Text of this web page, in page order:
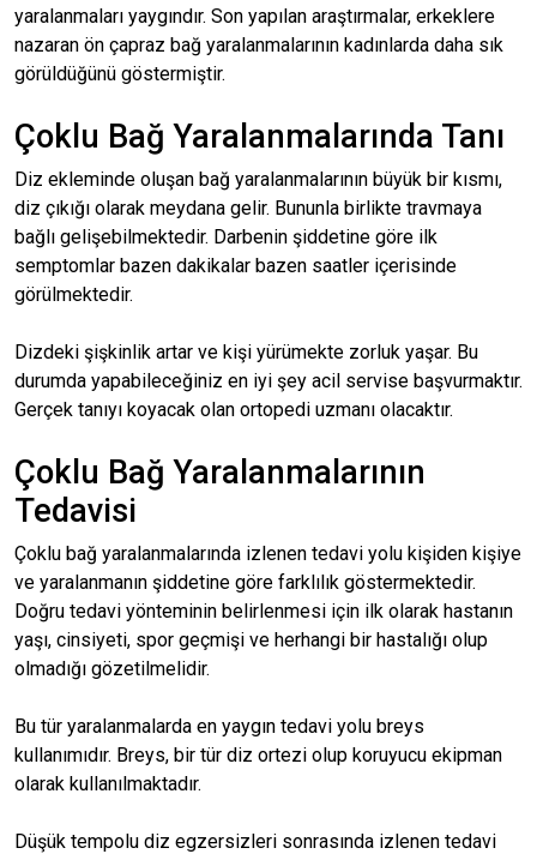
yaralanmaları yaygındır. Son yapılan araştırmalar, erkeklere
nazaran ön çapraz bağ yaralanmalarının kadınlarda daha sık
görüldüğünü göstermiştir.
Çoklu Bağ Yaralanmalarında Tanı
Diz ekleminde oluşan bağ yaralanmalarının büyük bir kısmı,
diz çıkığı olarak meydana gelir. Bununla birlikte travmaya
bağlı gelişebilmektedir. Darbenin şiddetine göre ilk
semptomlar bazen dakikalar bazen saatler içerisinde
görülmektedir.
Dizdeki şişkinlik artar ve kişi yürümekte zorluk yaşar. Bu
durumda yapabileceğiniz en iyi şey acil servise başvurmaktır.
Gerçek tanıyı koyacak olan ortopedi uzmanı olacaktır.
Çoklu Bağ Yaralanmalarının
Tedavisi
Çoklu bağ yaralanmalarında izlenen tedavi yolu kişiden kişiye
ve yaralanmanın şiddetine göre farklılık göstermektedir.
Doğru tedavi yönteminin belirlenmesi için ilk olarak hastanın
yaşı, cinsiyeti, spor geçmişi ve herhangi bir hastalığı olup
olmadığı gözetilmelidir.
Bu tür yaralanmalarda en yaygın tedavi yolu breys
kullanımıdır. Breys, bir tür diz ortezi olup koruyucu ekipman
olarak kullanılmaktadır.
Düşük tempolu diz egzersizleri sonrasında izlenen tedavi